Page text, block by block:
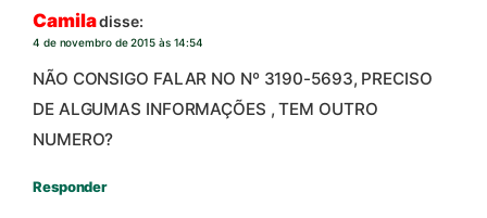
Camiladisse:
4 de novembro de 2015 às 14:54
NÃO CONSIGO FALAR NO Nº 3190-5693, PRECISO
DE ALGUMAS INFORMAÇÕES , TEM OUTRO
NUMERO?
Responder